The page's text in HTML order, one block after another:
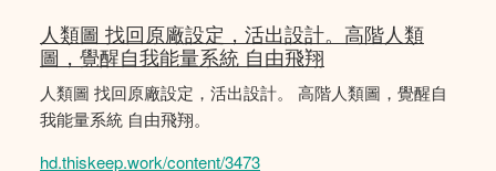
人類圖 找回原廠設定，活出設計。高階人類
圖，覺醒自我能量系統 自由飛翔
人類圖 找回原廠設定，活出設計。 高階人類圖，覺醒自
我能量系統 自由飛翔。
hd.thiskeep.work/content/3473